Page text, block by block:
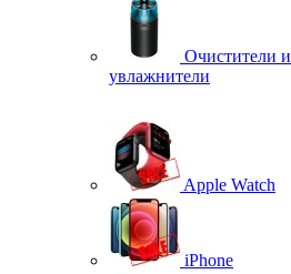
Очистители и
увлажнители
Apple Watch
iPhone